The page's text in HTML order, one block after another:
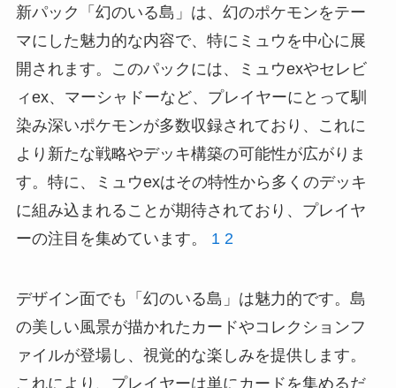
新パック「幻のいる島」は、幻のポケモンをテー
マにした魅力的な内容で、特にミュウを中心に展
開されます。このパックには、ミュウexやセレビ
ィex、マーシャドーなど、プレイヤーにとって馴
染み深いポケモンが多数収録されており、これに
より新たな戦略やデッキ構築の可能性が広がりま
す。特に、ミュウexはその特性から多くのデッキ
に組み込まれることが期待されており、プレイヤ
ーの注目を集めています。 1 2
デザイン面でも「幻のいる島」は魅力的です。島
の美しい風景が描かれたカードやコレクションフ
ァイルが登場し、視覚的な楽しみを提供します。
これにより、プレイヤーは単にカードを集めるだ